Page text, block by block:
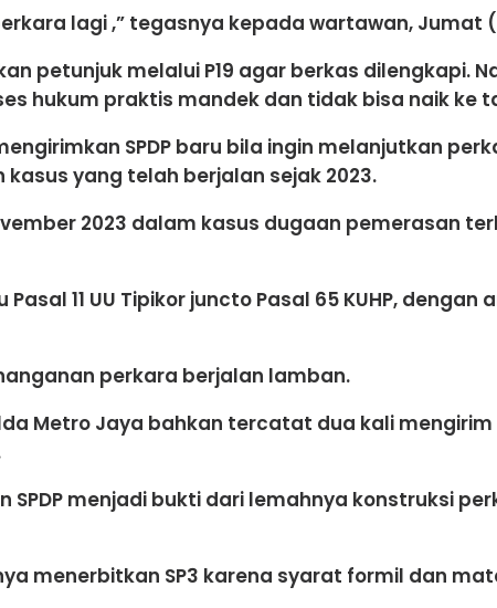
lagi ,” tegasnya kepada wartawan, Jumat
petunjuk melalui P19 agar berkas dilengkapi.
hukum praktis mandek dan tidak bisa naik ke
SPDP baru bila ingin melanjutkan
yang telah berjalan sejak 2023.
2023 dalam kasus dugaan pemerasan
11 UU Tipikor juncto Pasal 65 KUHP,
perkara berjalan lamban.
Metro Jaya bahkan tercatat dua kali
SPDP menjadi bukti dari lemahnya konstruksi
menerbitkan SP3 karena syarat formil dan